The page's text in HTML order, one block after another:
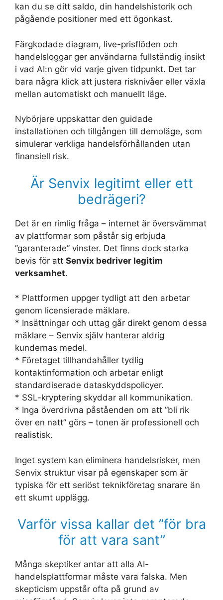
kan du se ditt saldo, din handelshistorik och
pågående positioner med ett ögonkast.
Färgkodade diagram, live-prisflöden och
handelsloggar ger användarna fullständig insikt
i vad AI:n gör vid varje given tidpunkt. Det tar
bara några klick att justera risknivåer eller växla
mellan automatiskt och manuellt läge.
Nybörjare uppskattar den guidade
installationen och tillgången till demoläge, som
simulerar verkliga handelsförhållanden utan
finansiell risk.
Är Senvix legitimt eller ett
bedrägeri?
Det är en rimlig fråga – internet är översvämmat
av plattformar som påstår sig erbjuda
”garanterade” vinster. Det finns dock starka
bevis för att Senvix bedriver legitim
verksamhet.
* Plattformen uppger tydligt att den arbetar
genom licensierade mäklare.
* Insättningar och uttag går direkt genom dessa
mäklare – Senvix själv hanterar aldrig
kundernas medel.
* Företaget tillhandahåller tydlig
kontaktinformation och arbetar enligt
standardiserade dataskyddspolicyer.
* SSL-kryptering skyddar all kommunikation.
* Inga överdrivna påståenden om att ”bli rik
över en natt” görs – tonen är professionell och
realistisk.
Inget system kan eliminera handelsrisker, men
Senvix struktur visar på egenskaper som är
typiska för ett seriöst teknikföretag snarare än
ett skumt upplägg.
Varför vissa kallar det ”för bra
för att vara sant”
Många skeptiker antar att alla AI-
handelsplattformar måste vara falska. Men
skepticism uppstår ofta på grund av